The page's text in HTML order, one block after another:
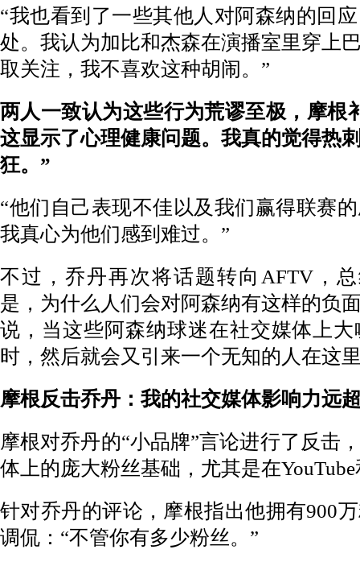
“我也看到了一些其他人对阿森纳的回
处。我认为加比和杰森在演播室里穿上
取关注，我不喜欢这种胡闹。”
两人一致认为这些行为荒谬至极，摩根
这显示了心理健康问题。我真的觉得热
狂。”
“他们自己表现不佳以及我们赢得联赛
我真心为他们感到难过。”
不过，乔丹再次将话题转向AFTV，
是，为什么人们会对阿森纳有这样的负
说，当这些阿森纳球迷在社交媒体上
时，然后就会又引来一个无知的人在这
摩根反击乔丹：我的社交媒体影响力远
摩根对乔丹的“小品牌”言论进行了反击
体上的庞大粉丝基础，尤其是在
针对乔丹的评论，摩根指出他拥有900
调侃：“不管你有多少粉丝。”